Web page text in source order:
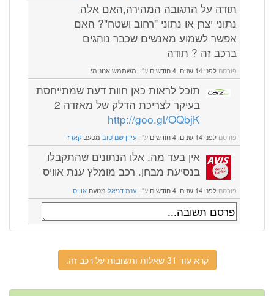
תודה על התגובה המהירה,האם אלה
נתוני יצרן או נתוני "רחוב ושטח"? האם
אפשר לשמוע מאנשים שכבר נוהגים
ברכב זה ? תודה
פורסם לפני 14 שנים, 4 חודשים ע"י: משתמש אנונימי
תוכל לראות כאן חוות דעת שמתייחסת
בעיקר לצריכת הדלק של מאזדה 2
http://goo.gl/OQbjK
פורסם לפני 14 שנים, 4 חודשים ע"י: עידן שם טוב מטעם קארז
אין בעד מה. אלו הנתונים שהתקבלו
בנסיעת מבחן. רכב מומלץ ענת אוויס
פורסם לפני 14 שנים, 4 חודשים ע"י: ענת דניאל מטעם אוויס
קרא עוד 31 שאלות ותשובות על רכב זה.